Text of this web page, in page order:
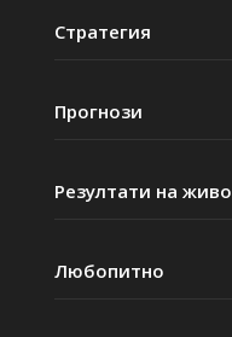
Стратегия
Прогнози
Резултати на живо
Любопитно